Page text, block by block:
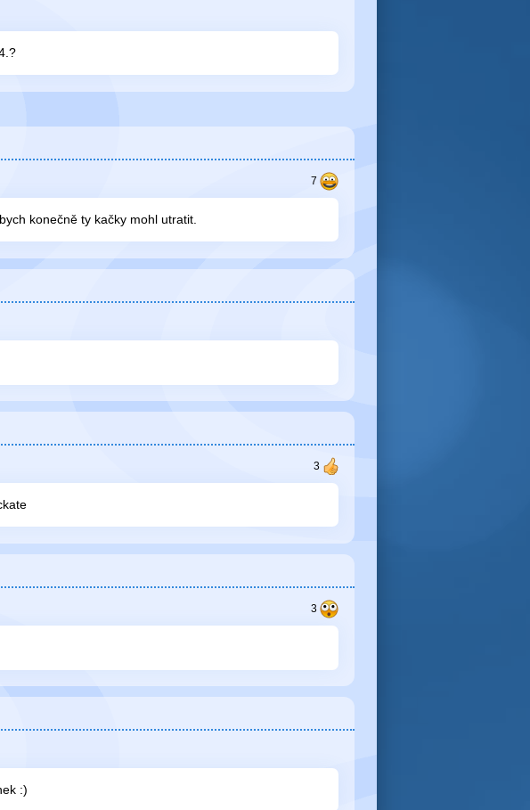
konečně ty kačky mohl utratit.
:)